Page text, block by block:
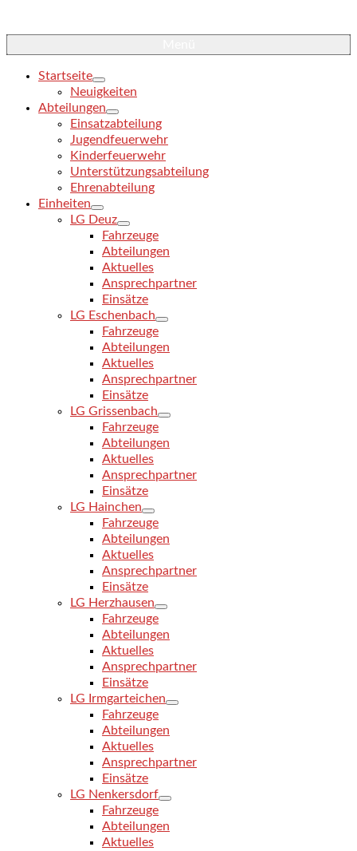
Startseite
Neuigkeiten
Abteilungen
Einsatzabteilung
Jugendfeuerwehr
Kinderfeuerwehr
Unterstützungsabteilung
Ehrenabteilung
Einheiten
LG Deuz
Fahrzeuge
Abteilungen
Aktuelles
Ansprechpartner
Einsätze
LG Eschenbach
Fahrzeuge
Abteilungen
Aktuelles
Ansprechpartner
Einsätze
LG Grissenbach
Fahrzeuge
Abteilungen
Aktuelles
Ansprechpartner
Einsätze
LG Hainchen
Fahrzeuge
Abteilungen
Aktuelles
Ansprechpartner
Einsätze
LG Herzhausen
Fahrzeuge
Abteilungen
Aktuelles
Ansprechpartner
Einsätze
LG Irmgarteichen
Fahrzeuge
Abteilungen
Aktuelles
Ansprechpartner
Einsätze
LG Nenkersdorf
Fahrzeuge
Abteilungen
Aktuelles